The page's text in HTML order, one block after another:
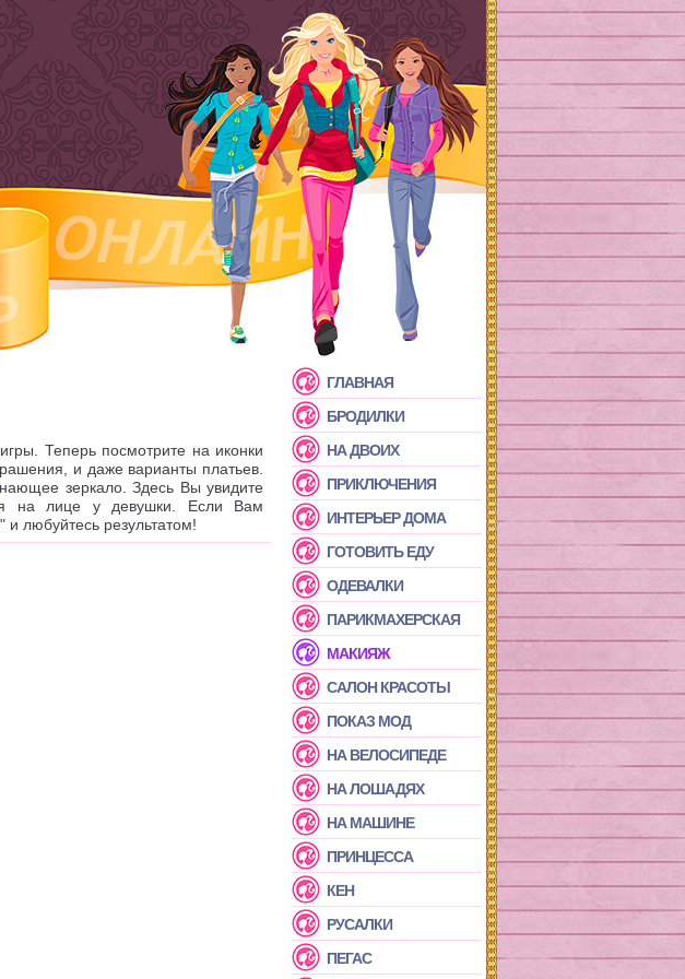
Теперь посмотрите на иконки
и даже варианты платьев.
зеркало. Здесь Вы увидите
на лице у девушки. Если Вам
и любуйтесь результатом!
ГЛАВНАЯ
БРОДИЛКИ
НА ДВОИХ
ПРИКЛЮЧЕНИЯ
ИНТЕРЬЕР ДОМА
ГОТОВИТЬ ЕДУ
ОДЕВАЛКИ
ПАРИКМАХЕРСКАЯ
МАКИЯЖ
САЛОН КРАСОТЫ
ПОКАЗ МОД
НА ВЕЛОСИПЕДЕ
НА ЛОШАДЯХ
НА МАШИНЕ
ПРИНЦЕССА
КЕН
РУСАЛКИ
ПЕГАС